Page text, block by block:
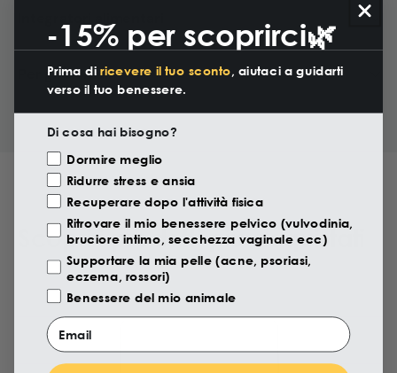
Per gli animali
Scopri i prodotti più acquistati
-15% per scoprirci🌿
Prima di ricevere il tuo sconto, aiutaci a guidarti
verso il tuo benessere.
Di cosa hai bisogno?
Motivazione Visita
Dormire meglio
Ridurre stress e ansia
Recuperare dopo l'attività fisica
Ritrovare il mio benessere pelvico (vulvodinia,
bruciore intimo, secchezza vaginale ecc)
Supportare la mia pelle (acne, psoriasi,
eczema, rossori)
Benessere del mio animale
Email